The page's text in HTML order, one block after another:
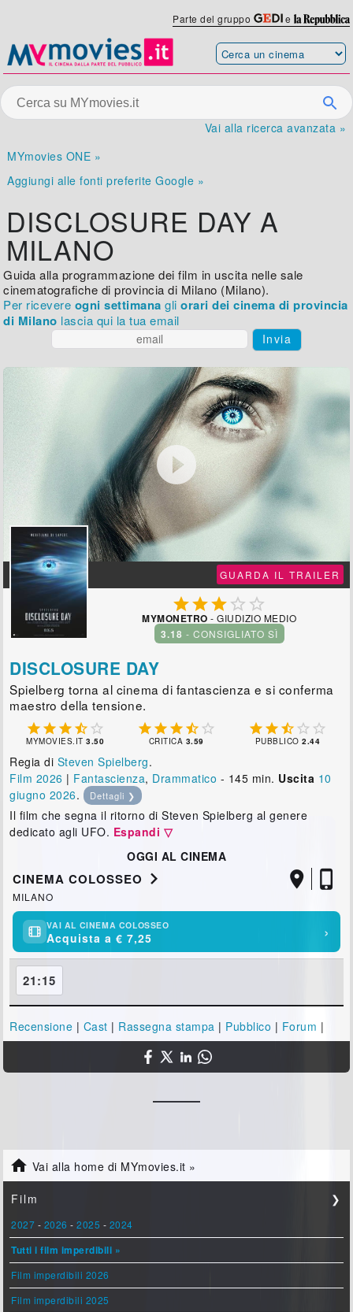
Parte del gruppo e
Vai alla ricerca avanzata »
MYmovies ONE »
Aggiungi alle fonti preferite Google »
DISCLOSURE DAY A
MILANO
Guida alla programmazione dei film in uscita nelle sale
cinematografiche di provincia di Milano (Milano).
Per ricevere ogni settimana gliorari dei cinema di provincia
di Milano lascia qui la tua email
Invia

GUARDA IL TRAILER
  
MYMONETRO - GIUDIZIO MEDIO
3.18 - CONSIGLIATO SÌ
DISCLOSURE DAY
Spielberg torna al cinema di fantascienza e si conferma
maestro della tensione.
    
MYMOVIES.IT3.50
    
CRITICA 3.59
    
PUBBLICO2.44
Regia di Steven Spielberg.
Film 2026 | Fantascienza, Drammatico - 145 min. Uscita 10
giugno 2026. Dettagli ❯
Il film che segna il ritorno di Steven Spielberg al genere
dedicato agli UFO. Espandi ▽
OGGI AL CINEMA


CINEMA COLOSSEO 
MILANO
VAI AL CINEMA COLOSSEO
Acquista a € 7,25 ›
21:15
Recensione | Cast | Rassegna stampa | Pubblico | Forum |
 Vai alla home di MYmovies.it »
Film ❯
2027 - 2026 -2025 - 2024
Tutti i film imperdibili »
Film imperdibili 2026
Film imperdibili 2025